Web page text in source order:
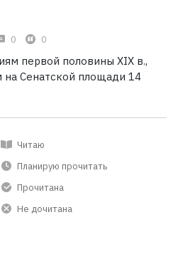
0 0
первой половины XIX в.,
на Сенатской площади 14
Читаю
Планирую прочитать
Прочитана
Не дочитана